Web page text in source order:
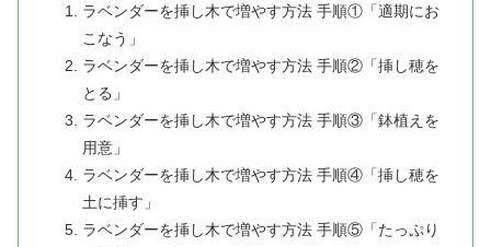
ラベンダーを挿し木で増やす方法 手順①「適期にお
こなう」
ラベンダーを挿し木で増やす方法 手順②「挿し穂を
とる」
ラベンダーを挿し木で増やす方法 手順③「鉢植えを
用意」
ラベンダーを挿し木で増やす方法 手順④「挿し穂を
土に挿す」
ラベンダーを挿し木で増やす方法 手順⑤「たっぷり